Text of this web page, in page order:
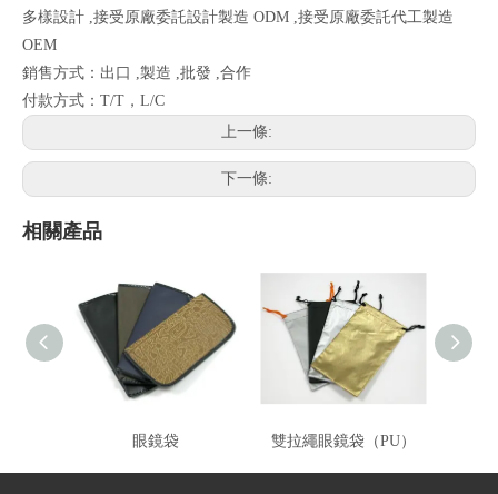
多樣設計 ,接受原廠委託設計製造 ODM ,接受原廠委託代工製造
OEM
銷售方式：出口 ,製造 ,批發 ,合作
付款方式：T/T，L/C
上一條:
下一條:
相關產品
眼鏡袋 雙拉繩眼鏡袋（PU）